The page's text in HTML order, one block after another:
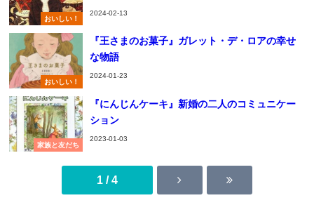
おいしい！
2024-02-13
おいしい！
『王さまのお菓子』ガレット・デ・ロアの幸せ
な物語
2024-01-23
家族と友だち
『にんじんケーキ』新婚の二人のコミュニケー
ション
2023-01-03
1 / 4